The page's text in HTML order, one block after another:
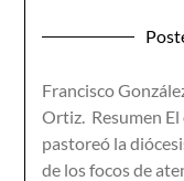
Francisco
Ortiz. Resumen El
pastoreó la
de los focos de